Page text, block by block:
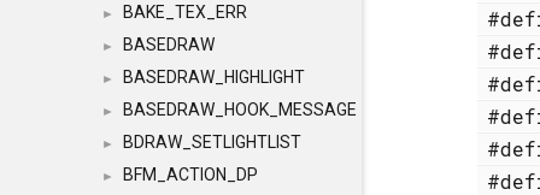
► BAKE_TEX_ERR
► BASEDRAW
► BASEDRAW_HIGHLIGHT
► BASEDRAW_HOOK_MESSAGE
► BDRAW_SETLIGHTLIST
►
BFM_ACTION_DP